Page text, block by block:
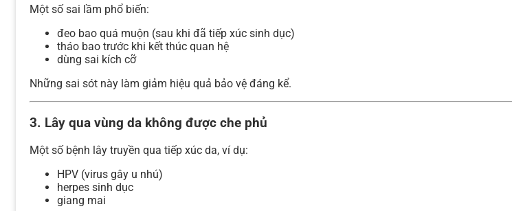
Một số sai lầm phổ biến:
đeo bao quá muộn (sau khi đã tiếp xúc sinh dục)
tháo bao trước khi kết thúc quan hệ
dùng sai kích cỡ
Những sai sót này làm giảm hiệu quả bảo vệ đáng kể.
3. Lây qua vùng da không được che phủ
Một số bệnh lây truyền qua tiếp xúc da, ví dụ:
HPV (virus gây u nhú)
herpes sinh dục
giang mai